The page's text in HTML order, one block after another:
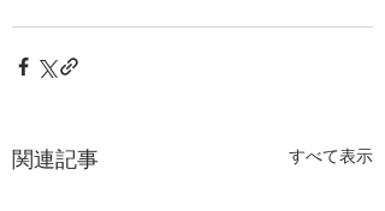
関連記事 すべて表示